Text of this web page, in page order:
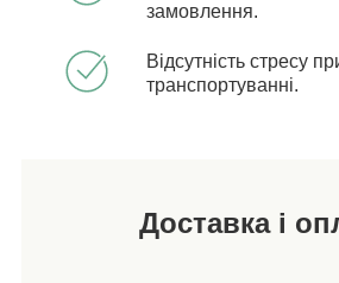
замовлення.
Відсутність стресу
транспортуванні.
Доставка і